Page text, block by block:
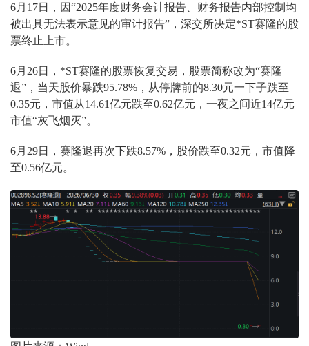
6月17日，因“2025年度财务会计报告、财务报告内部控制均
被出具无法表示意见的审计报告”，深交所决定*ST赛隆的股
票终止上市。
6月26日，*ST赛隆的股票恢复交易，股票简称改为“赛隆
退”，当天股价暴跌95.78%，从停牌前的8.30元一下子跌至
0.35元，市值从14.61亿元跌至0.62亿元，一夜之间近14亿元
市值“灰飞烟灭”。
6月29日，赛隆退再次下跌8.57%，股价跌至0.32元，市值降
至0.56亿元。